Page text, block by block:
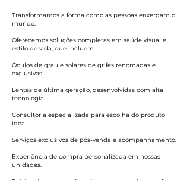
Transformamos a forma como as pessoas enxergam o
mundo.
Oferecemos soluções completas em saúde visual e
estilo de vida, que incluem:
Óculos de grau e solares de grifes renomadas e
exclusivas.
Lentes de última geração, desenvolvidas com alta
tecnologia.
Consultoria especializada para escolha do produto
ideal.
Serviços exclusivos de pós-venda e acompanhamento.
Experiência de compra personalizada em nossas
unidades.